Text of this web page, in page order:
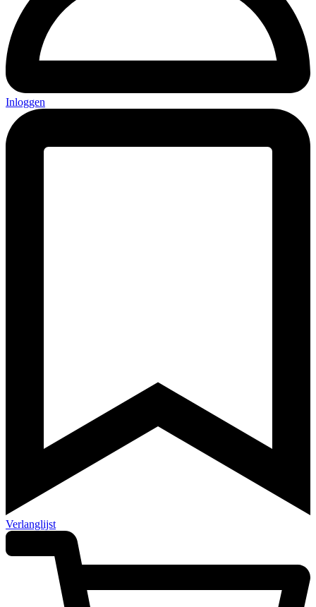
Inloggen
Verlanglijst